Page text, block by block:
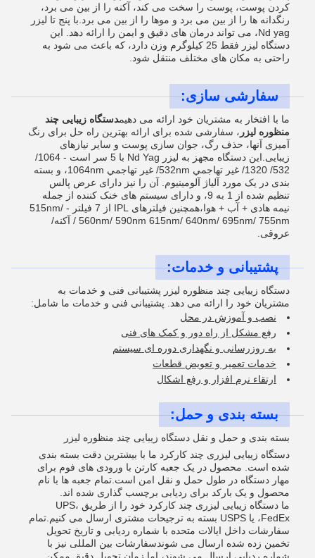
کردن پوست، پوست را سخت می کند، آکنه را از بین می برد،
رنگدانه ها را از بین می برد و موها را از بین می برد.با پنج تا ليزر
Nd yag، می تواند درمان های دقیق و ایمن را ارائه دهد. این
دستگاه لیزر فقط 25 کیلوگرم وزن دارد، که باعث می شود به
راحتی به مکان های مختلف منتقل شود.
سفارشی سازی:
ما با افتخار به مشتریان خود ارائه می دهیمدستگاه زیبایی چند
منظوره لیزر ، سفارشی شده برای ارائه بهترین راه حل برای رنگ
آمیزی آنها، حذف رگ، جوان سازی پوست و سایر نیازهای
زیبایی.این دستگاه مجهز به ليزر Nd Yag با 5 سر است - 1064/
532/ 1320/ غیر تهاجمي 532nm/ غیر تهاجمي 1064nm، و بسته
بندی در یک مورد آلیاژ آلومینیوم. آن را نیز دارای عرض پالس
تنظیم شده از 1 به 9، و دارای سیستم های خنک کننده از جمله
نیمه هادی + آب + هوا،همچنین فیلترهای IPL از 7 فیلتر - 515nm/
560nm/ 590nm 615nm/ 640nm/ 695nm/ 755nm / آکنه/
عروقی.
پشتیبانی و خدمات:
دستگاه زیبایی چند منظوره لیزر پشتیبانی فنی و خدمات به
مشتریان خود را ارائه می دهد. پشتیبانی فنی و خدمات ما شامل:
نصب و آموزش در محل
رفع مشکل از راه دور و کمک های فنی
به روزرسانی و نگهداری دوره ای سیستم
خدمات تعمیر و تعویض قطعات
ارتقاء نرم افزار و رفع اشکال
بسته بندی و حمل:
بسته بندی و حمل و نقل دستگاه زیبایی چند منظوره لیزر
دستگاه زیبایی لیزری چند کارکرد ما با بیشترین دقت بسته بندی
شده است. محصول در یک جعبه کارتن با ورودی های فوم برای
مهار دستگاه در طول حمل و نقل امن است.تمام جعبه ها با نام
محصول و یک بارکد برای ردیابی برچسب گذاری شده اند.
ما دستگاه زیبایی لیزری چند کارکرد خود را از طریق UPS،
FedEx، یا USPS بسته به ترجیحات مشتری ارسال می کنیم.تمام
سفارشات داخل ایالات متحده با شماره ردیابی و تاریخ تحویل
تخمین زده شده ارسال می شوندسفارشات بین المللی نیز با